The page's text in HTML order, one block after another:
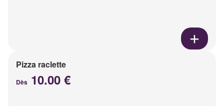
Pizza raclette
Dès 10.00 €